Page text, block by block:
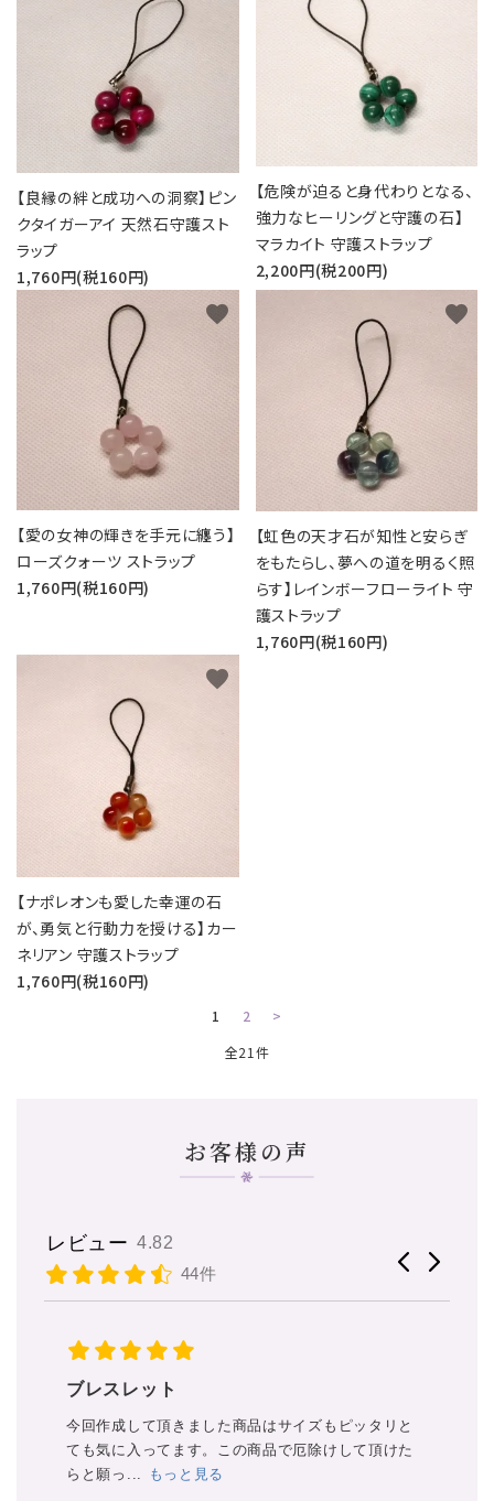
【良縁の絆と成功への洞察】ピン
クタイガーアイ 天然石守護スト
ラップ
1,760円(税160円)
【危険が迫ると身代わりとなる、
強力なヒーリングと守護の石】
マラカイト 守護ストラップ
2,200円(税200円)
【愛の女神の輝きを手元に纏う】
ローズクォーツ ストラップ
1,760円(税160円)
favorite
【虹色の天才石が知性と安らぎ
をもたらし、夢への道を明るく照
らす】レインボーフローライト 守
護ストラップ
1,760円(税160円)
favorite
【ナポレオンも愛した幸運の石
が、勇気と行動力を授ける】カー
ネリアン 守護ストラップ
1,760円(税160円)
favorite
1 2
>
全21件
お客様の声
レビュー 4.82
44件
誕生石でもあるアクアマリンと水晶のブレスレッ
に着けてみ...もっと見る
雪華様